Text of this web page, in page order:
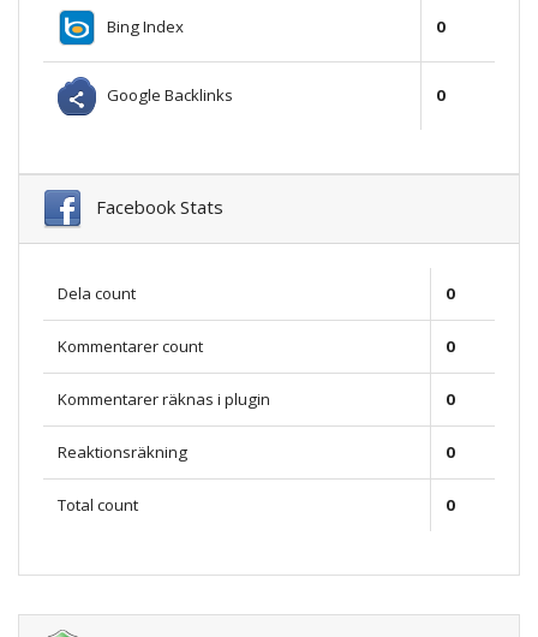
Bing Index 0
Google Backlinks 0
Facebook Stats
Dela count 0
Kommentarer count 0
Kommentarer räknas i plugin 0
Reaktionsräkning 0
Total count 0